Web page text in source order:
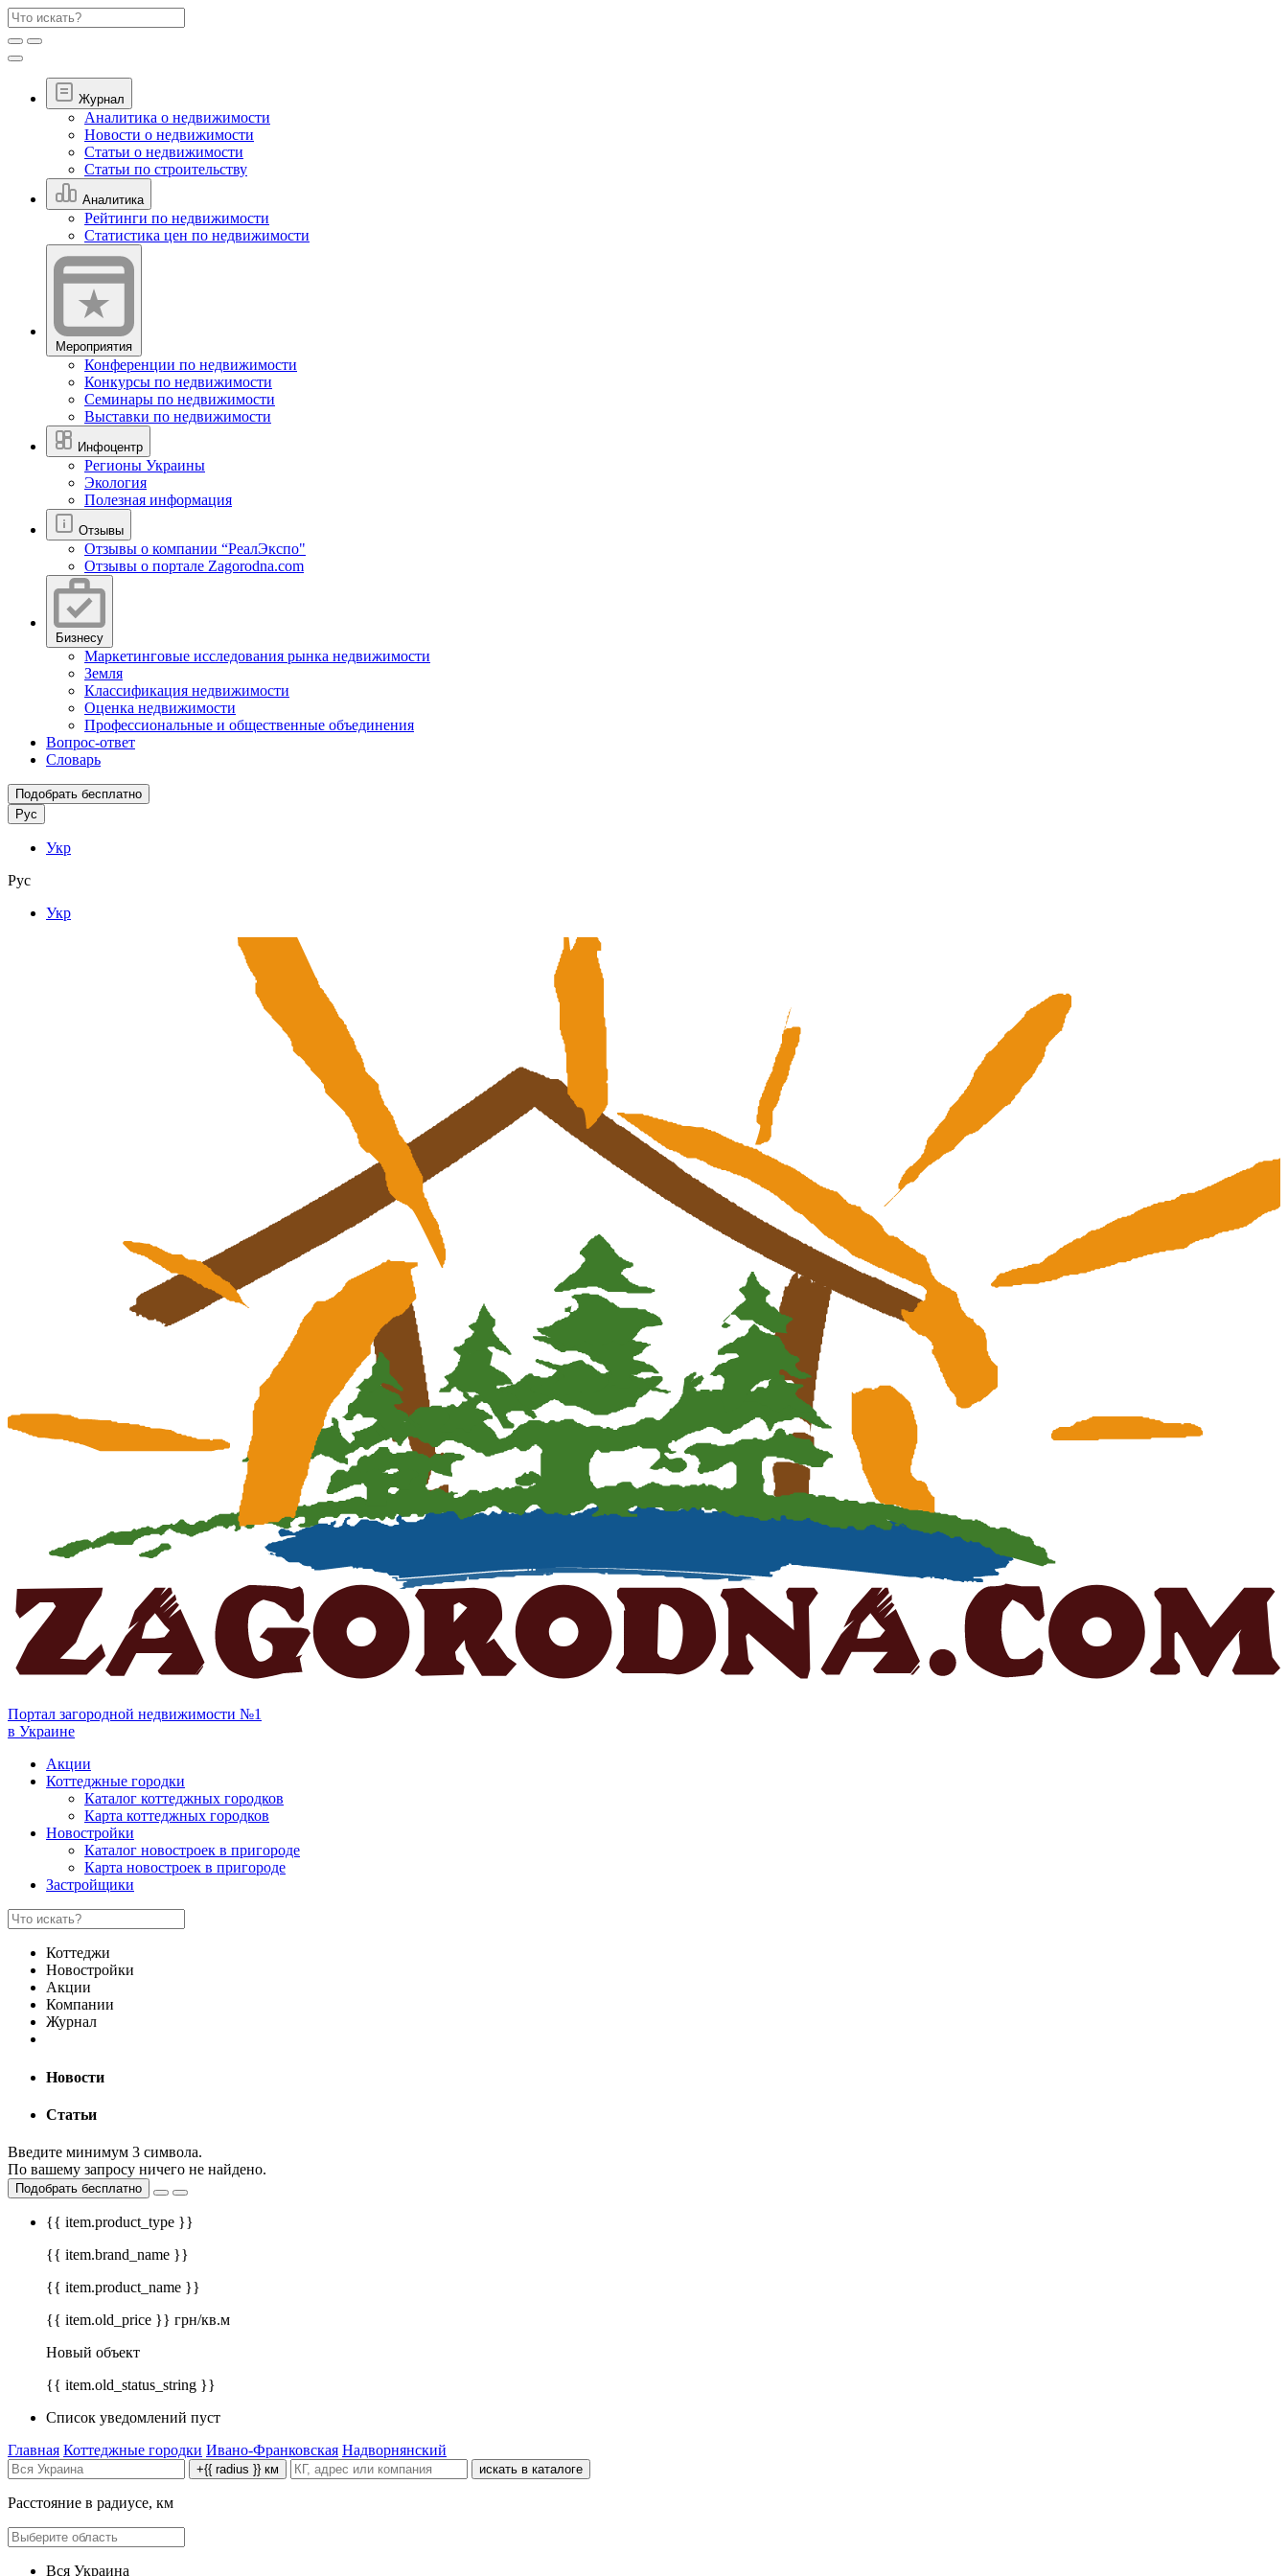
Журнал
Аналитика о недвижимости
Новости о недвижимости
Статьи о недвижимости
Статьи по строительству
Аналитика
Рейтинги по недвижимости
Статистика цен по недвижимости
Мероприятия
Конференции по недвижимости
Конкурсы по недвижимости
Семинары по недвижимости
Выставки по недвижимости
Инфоцентр
Регионы Украины
Экология
Полезная информация
Отзывы
Отзывы о компании “РеалЭкспо"
Отзывы о портале Zagorodna.com
Бизнесу
Маркетинговые исследования рынка недвижимости
Земля
Классификация недвижимости
Оценка недвижимости
Профессиональные и общественные объединения
Вопрос-ответ
Словарь
Подобрать бесплатно
Рус
Укр
Рус
Укр
Портал загородной недвижимости №1
в Украине
Акции
Коттеджные городки
Каталог коттеджных городков
Карта коттеджных городков
Новостройки
Каталог новостроек в пригороде
Карта новостроек в пригороде
Застройщики
Коттеджи
Новостройки
Акции
Компании
Журнал
Новости
Статьи
Введите минимум 3 символа.
По вашему запросу ничего не найдено.
Подобрать бесплатно
{{ item.product_type }}
{{ item.brand_name }}
{{ item.product_name }}
{{ item.old_price }} грн/кв.м
Новый объект
{{ item.old_status_string }}
Список уведомлений пуст
Главная Коттеджные городки Ивано-Франковская Надворнянский
+{{ radius }} км искать в каталоге
Расстояние в радиусе, км
Вся Украина